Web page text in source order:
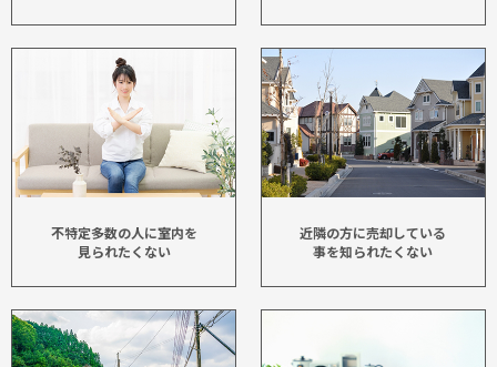
不特定多数の人に室内を
見られたくない
近隣の方に売却している
事を知られたくない